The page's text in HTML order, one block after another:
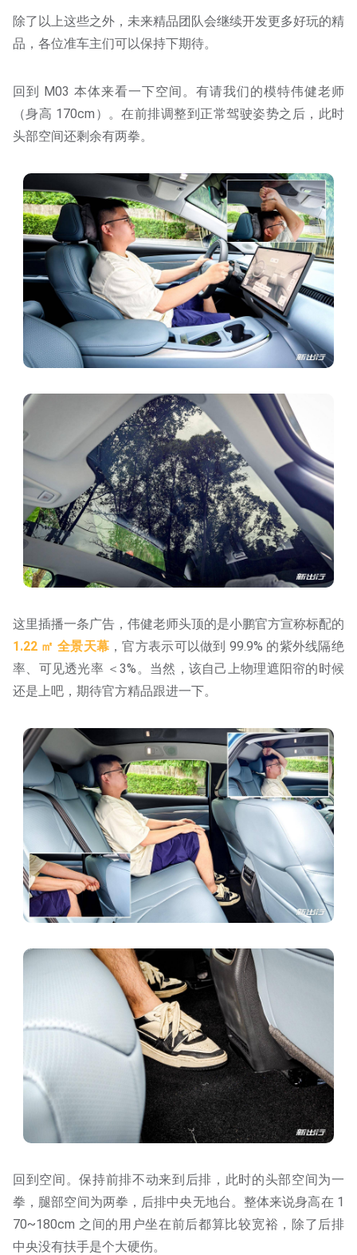
除了以上这些之外，未来精品团队会继续开发更多好玩的精
品，各位准车主们可以保持下期待。
回到 M03 本体来看一下空间。有请我们的模特伟健老师
（身高 170cm）。在前排调整到正常驾驶姿势之后，此时
头部空间还剩余有两拳。
这里插播一条广告，伟健老师头顶的是小鹏官方宣称标配的
1.22 ㎡ 全景天幕 ，官方表示可以做到 99.9% 的紫外线隔绝
率、可见透光率 ＜3%。当然，该自己上物理遮阳帘的时候
还是上吧，期待官方精品跟进一下。
回到空间。保持前排不动来到后排，此时的头部空间为一
拳，腿部空间为两拳，后排中央无地台。整体来说身高在 1
70~180cm 之间的用户坐在前后都算比较宽裕，除了后排
中央没有扶手是个大硬伤。